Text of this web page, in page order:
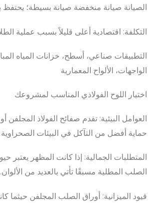
الصيانة صيانة منخفضة صيانة بسيطة؛ يحتفظ
التكلفة: اقتصادية أعلى قليلاً بسبب عملية
التطبيقات صناعي، أسطح، خزانات المياه
الواجهات، الألواح المعمارية
اختيار اللوح الفولاذي المناسب لمشروعك
العوامل البيئية: تقدم صفائح الفولاذ المجلفن
حماية أفضل من التآكل في البيئات الصحراوية
المتطلبات الجمالية: إذا كانت المظهر يعتبر
الصلب المطلية مسبقًا تأتي بالعديد من الألوان.
قيود الميزانية: أوراق الصلب المجلفن حيثما